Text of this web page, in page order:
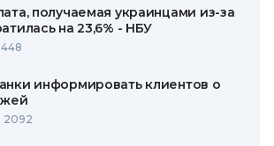
получаемая украинцами из-за
на 23,6% - НБУ
448
информировать клиентов о
2092